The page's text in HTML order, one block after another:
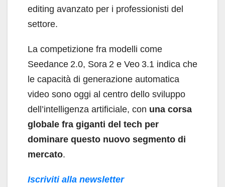
editing avanzato per i professionisti del
settore.
La competizione fra modelli come
Seedance 2.0, Sora 2 e Veo 3.1 indica che
le capacità di generazione automatica
video sono oggi al centro dello sviluppo
dell’intelligenza artificiale, con una corsa
globale fra giganti del tech per
dominare questo nuovo segmento di
mercato.
Iscriviti alla newsletter